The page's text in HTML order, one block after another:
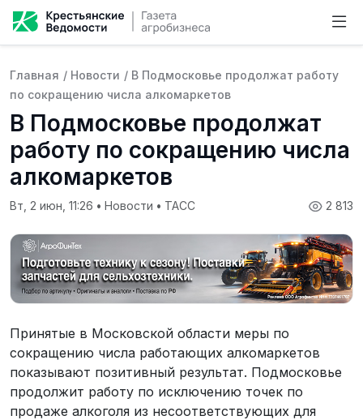
Главная / Новости / В Подмосковье продолжат работу
по сокращению числа алкомаркетов
В Подмосковье продолжат
работу по сокращению числа
алкомаркетов
2 813
Вт, 2 июн, 11:26 • Новости • ТАСС
Принятые в Московской области меры по
сокращению числа работающих алкомаркетов
показывают позитивный результат. Подмосковье
продолжит работу по исключению точек по
продаже алкоголя из несоответствующих для